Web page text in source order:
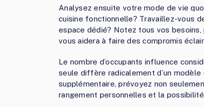
Analysez ensuite votre mode de vie
cuisine fonctionnelle? Travaillez-vous
espace dédié? Notez tous vos
vous aidera à faire des compromis
Le nombre d’occupants influence
seule diffère radicalement d’un
supplémentaire, prévoyez non
rangement personnelles et la possibilité